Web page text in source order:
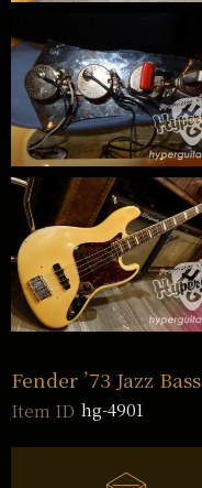
Fender ’73 Jazz Bass
Item ID hg-4901